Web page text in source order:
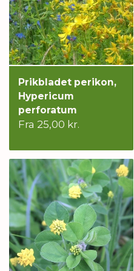
Prikbladet perikon,
Hypericum
perforatum
Fra 25,00 kr.